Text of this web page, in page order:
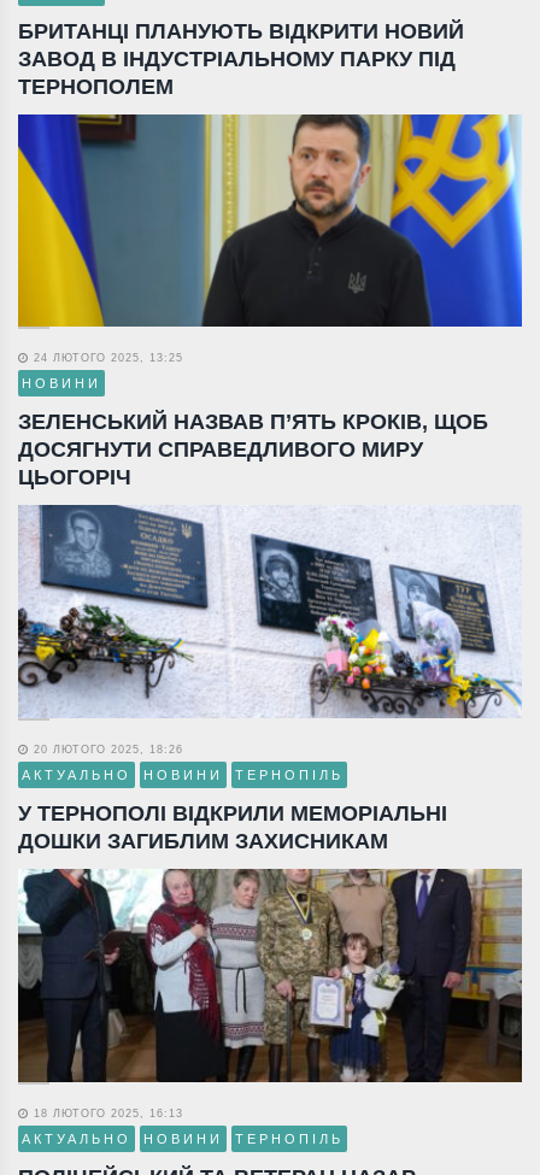
БРИТАНЦІ ПЛАНУЮТЬ ВІДКРИТИ НОВИЙ
ЗАВОД В ІНДУСТРІАЛЬНОМУ ПАРКУ ПІД
ТЕРНОПОЛЕМ
24 ЛЮТОГО 2025, 13:25
НОВИНИ
ЗЕЛЕНСЬКИЙ НАЗВАВ П’ЯТЬ КРОКІВ, ЩОБ
ДОСЯГНУТИ СПРАВЕДЛИВОГО МИРУ
ЦЬОГОРІЧ
20 ЛЮТОГО 2025, 18:26
АКТУАЛЬНО НОВИНИ ТЕРНОПІЛЬ
У ТЕРНОПОЛІ ВІДКРИЛИ МЕМОРІАЛЬНІ
ДОШКИ ЗАГИБЛИМ ЗАХИСНИКАМ
18 ЛЮТОГО 2025, 16:13
АКТУАЛЬНО НОВИНИ ТЕРНОПІЛЬ